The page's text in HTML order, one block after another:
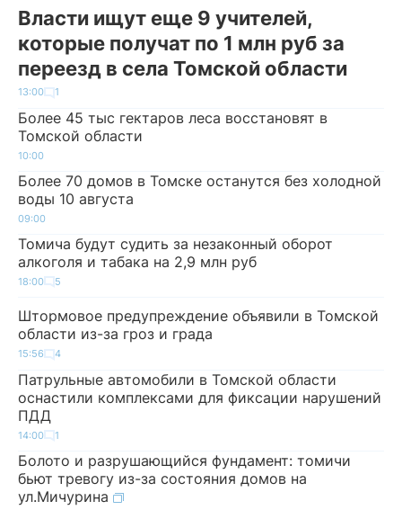
Власти ищут еще 9 учителей,
которые получат по 1 млн руб за
переезд в села Томской области
13:00 1
Более 45 тыс гектаров леса восстановят в
Томской области
10:00
Более 70 домов в Томске останутся без холодной
воды 10 августа
09:00
Томича будут судить за незаконный оборот
алкоголя и табака на 2,9 млн руб
18:00 5
Штормовое предупреждение объявили в Томской
области из-за гроз и града
15:56 4
Патрульные автомобили в Томской области
оснастили комплексами для фиксации нарушений
ПДД
14:00 1
Болото и разрушающийся фундамент: томичи
бьют тревогу из-за состояния домов на
ул.Мичурина